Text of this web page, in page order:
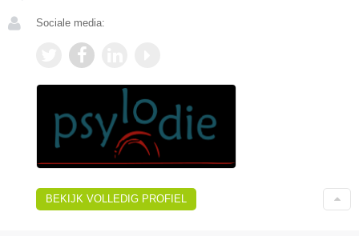
Sociale media:
BEKIJK VOLLEDIG PROFIEL